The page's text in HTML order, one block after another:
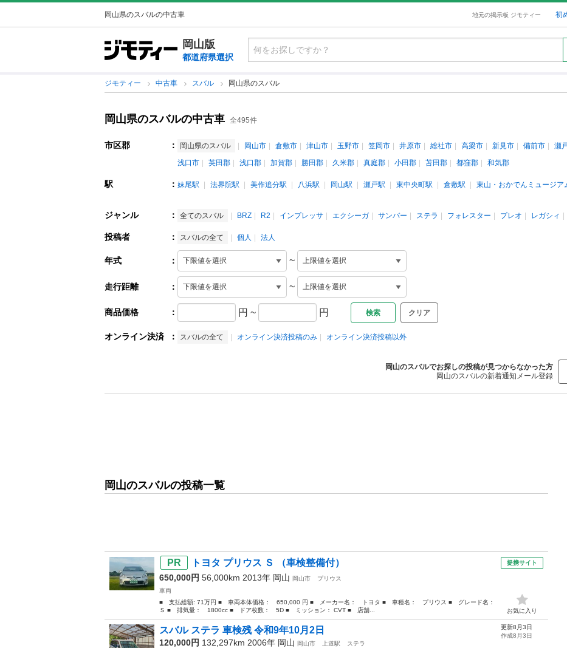
岡山県のスバルの中古車 地元の掲示板 ジモティー 初
岡山版
都道府県選択
ジモティー 中古車 スバル 岡山県のスバル
岡山県のスバルの中古車 全495件
市区郡 ： 岡山県のスバル 岡山市 倉敷市 津山市 玉野市 笠岡市 井原市 総社市 高梁市 新見市 備前市 瀬
浅口市
英田郡 浅口郡 加賀郡 勝田郡 久米郡 真庭郡 小田郡 苫田郡 都窪郡 和気郡
駅 ： 妹尾駅 法界院駅 美作追分駅 八浜駅 岡山駅 瀬戸駅 東中央町駅 倉敷駅 東山・おかでんミュージア
ジャンル ： 全てのスバル BRZ R2 インプレッサ エクシーガ サンバー ステラ フォレスター プレオ レガシィ
投稿者 ： スバルの全て 個人 法人
年式 ： ~
走行距離 ： ~
商品価格 ： 円 ~ 円 クリア
オンライン決済 ： スバルの全て オンライン決済投稿のみ オンライン決済投稿以外
岡山のスバルでお探しの投稿が見つからなかった方
岡山のスバルの新着通知メール登録
岡山のスバルの投稿一覧
トヨタ プリウス Ｓ （車検整備付）
650,000円 56,000km 2013年 岡山 岡山市
プリウス
車両
■ 支払総額: 71万円 ■ 車両本体価格： 650,000 円 ■ メーカー名： トヨタ ■ 車種名： プリウス ■ グレード名：
Ｓ ■ 排気量： 1800cc ■ ドア枚数： 5D ■ ミッション： CVT ■ 店舗...
提携サイト
お気に入り
スバル ステラ 車検残 令和9年10月2日
120,000円 132,297km 2006年 岡山 岡山市 上道駅
ステラ
更新8月3日
作成8月3日